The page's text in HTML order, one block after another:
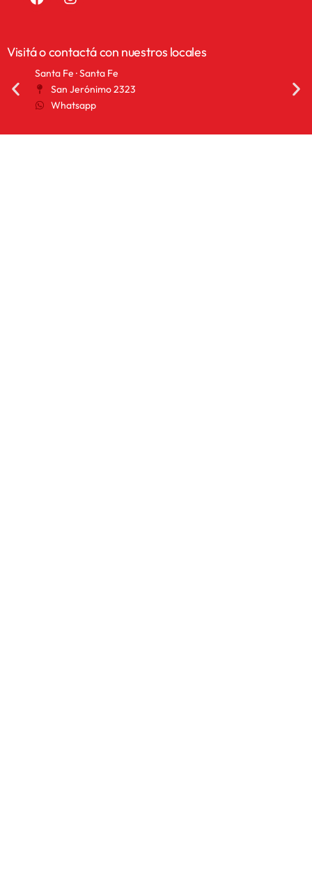
Visitá o contactá con nuestros locales
Santa Fe · Santa Fe
San Jerónimo 2323
Whatsapp